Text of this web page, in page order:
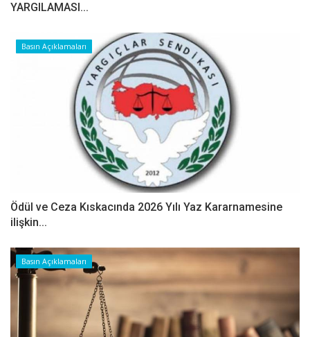
YARGILAMASI...
Basın Açıklamaları
Ödül ve Ceza Kıskacında 2026 Yılı Yaz Kararnamesine
ilişkin...
Basın Açıklamaları